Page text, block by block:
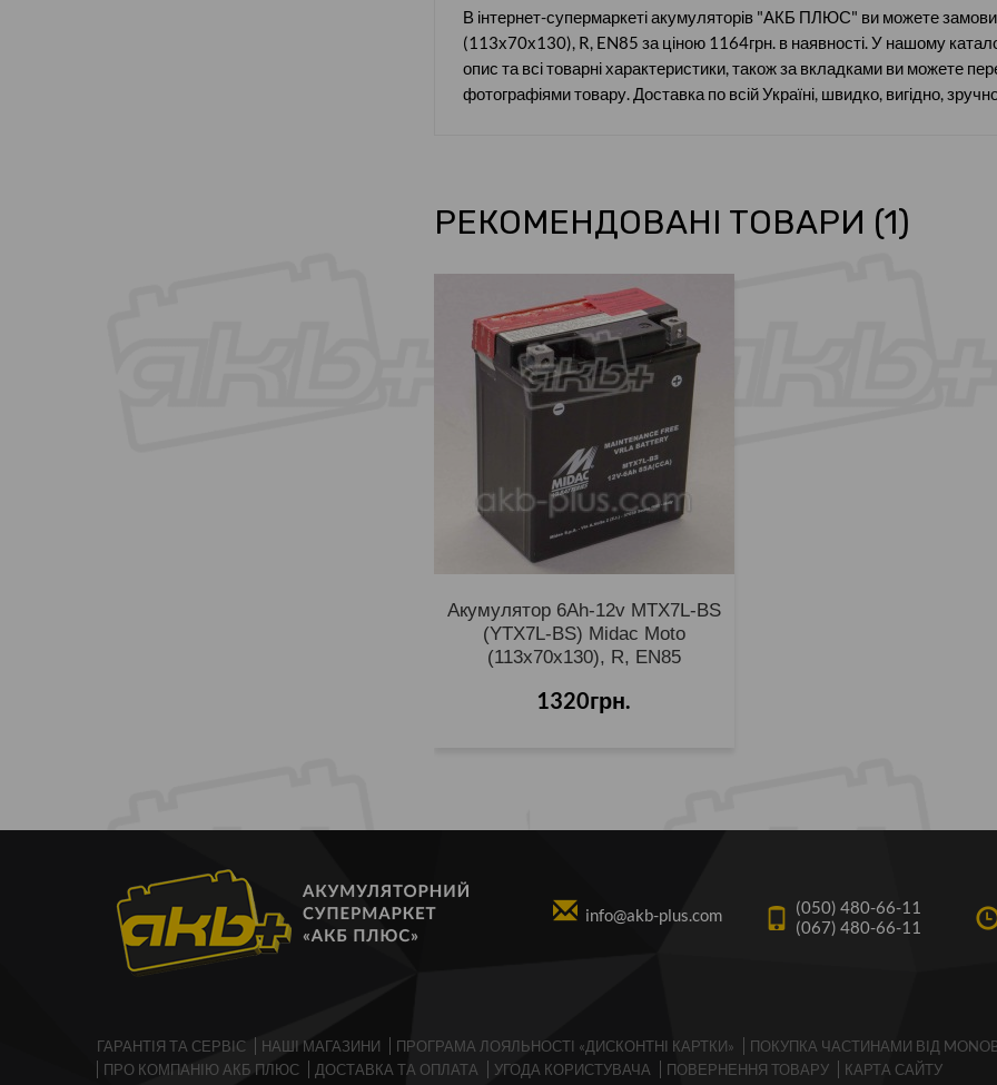
В інтернет-супермаркеті акумуляторів "АКБ ПЛЮС" ви можете
(113х70х130), R, EN85 за ціною 1164грн. в наявності. У нашому
опис та всі товарні характеристики, також за вкладками ви можете
фотографіями товару. Доставка по всій Україні, швидко, вигідно,
РЕКОМЕНДОВАНІ ТОВАРИ (1)
Акумулятор 6Ah-12v MTX7L-BS
(YTX7L-BS) Midac Moto
(113х70х130), R, EN85
1320грн.
info@akb-plus.com
(050) 480-66-11
(067) 480-66-11
ГАРАНТІЯ ТА СЕРВІС НАШІ МАГАЗИНИ ПРОГРАМА ЛОЯЛЬНОСТІ «ДИСКОНТНІ КАРТКИ»
ПОКУПКА ЧАСТИНАМИ ВІД
ПРО КОМПАНІЮ АКБ ПЛЮС
ДОСТАВКА ТА ОПЛАТА УГОДА КОРИСТУВАЧА ПОВЕРНЕННЯ ТОВАРУ КАРТА САЙТУ